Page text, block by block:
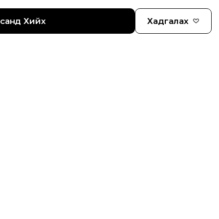
Хийх Хадгалах